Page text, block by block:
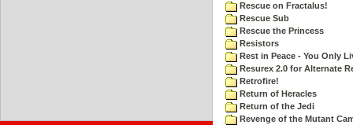
Rescue on Fractalus!
Rescue Sub
Rescue the Princess
Resistors
Rest in Peace - You Only
Resurex 2.0 for Alternate
Retrofire!
Return of Heracles
Return of the Jedi
Revenge of the Mutant